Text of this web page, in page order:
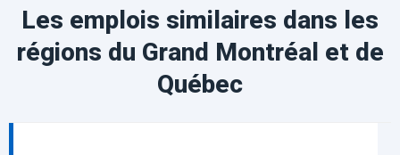
Les emplois similaires dans les
régions du Grand Montréal et de
Québec